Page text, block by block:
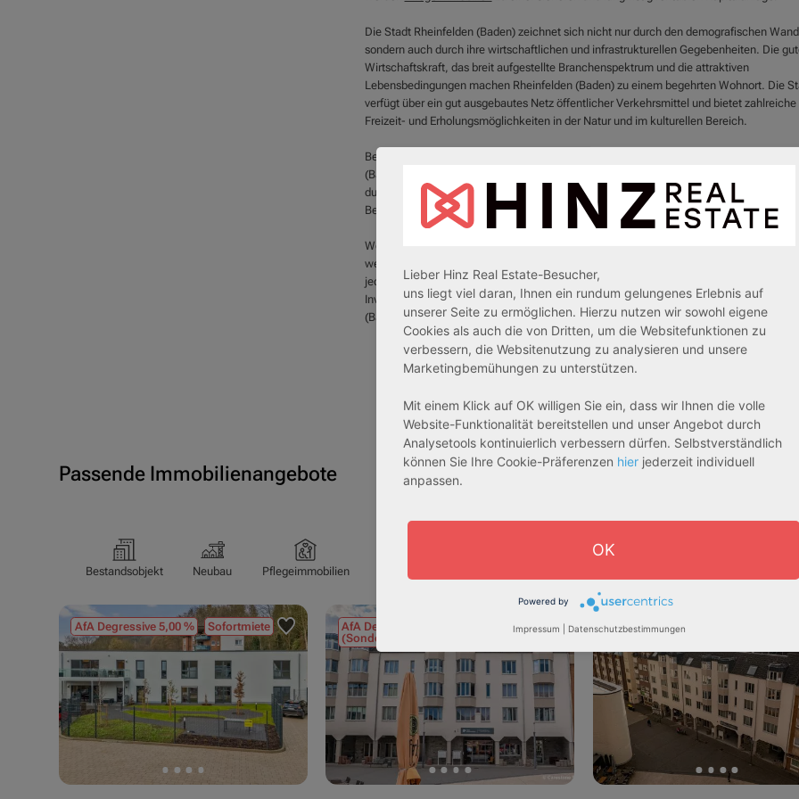
Die Stadt Rheinfelden (Baden) zeichnet sich nicht nur durch den demografischen
sondern auch durch ihre wirtschaftlichen und infrastrukturellen Gegebenheiten. Die
Wirtschaftskraft, das breit aufgestellte Branchenspektrum und die attraktiven
Lebensbedingungen machen Rheinfelden (Baden) zu einem begehrten Wohnort. Die
verfügt über ein gut ausgebautes Netz öffentlicher Verkehrsmittel und bietet zahlreiche
Freizeit- und Erholungsmöglichkeiten in der Natur und im kulturellen Bereich.
Bei der Auswahl einer
(Baden) bietet optimale Bedingungen für den Kauf einer Pflegeimmobilie, da die
durch die Attraktivität der Stadt gesichert ist. Durch umfangreiche Standortanalysen
Bedarf an Pflegeplätzen ermittelt und eine optimale Versorgung gewährleistet.
Wenn Sie Interesse an einer Investition in
in Rheinfelden (Baden)
weitere Informationen benötigen, zögern Sie nicht, uns zu kontaktieren. Wir stehen
jederzeit für Fragen und Beratung zur Verfügung und unterstützen Sie gerne bei Ihrem
Investitionsvorhaben. Investieren Sie in die Zukunft mit einer Pflegeimmobilie in
(Baden) und sichern Sie sich attraktive Renditen in einer sicheren und rentablen
Passende Immobilienangebote
Bestandsobjekt Neubau Pflegeimmobilien
AfA Degressive 5,00 % Sofortmiete
AfA Degressive 5,00 %
(Sondergutachten)
Sofortmiete
AfA Lineare 5,00 %
(Sondergutachten)
Lieber Hinz Real Estate-Besucher,
uns liegt viel daran, Ihnen ein rundum gelungenes Erlebnis auf
unserer Seite zu ermöglichen. Hierzu nutzen wir sowohl eigene
Cookies als auch die von Dritten, um die Websitefunktionen zu
verbessern, die Websitenutzung zu analysieren und unsere
Marketingbemühungen zu unterstützen.
Mit einem Klick auf OK willigen Sie ein, dass wir Ihnen die volle
Website-Funktionalität bereitstellen und unser Angebot durch
Analysetools kontinuierlich verbessern dürfen. Selbstverständlich
können Sie Ihre Cookie-Präferenzen hier jederzeit individuell
anpassen.
OK
Powered by
Impressum Datenschutzbestimmungen